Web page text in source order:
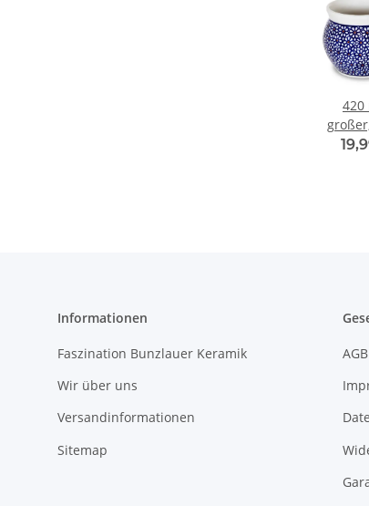
420
Informationen
Faszination Bunzlauer Keramik
Wir über uns
Versandinformationen
Sitemap
AGB